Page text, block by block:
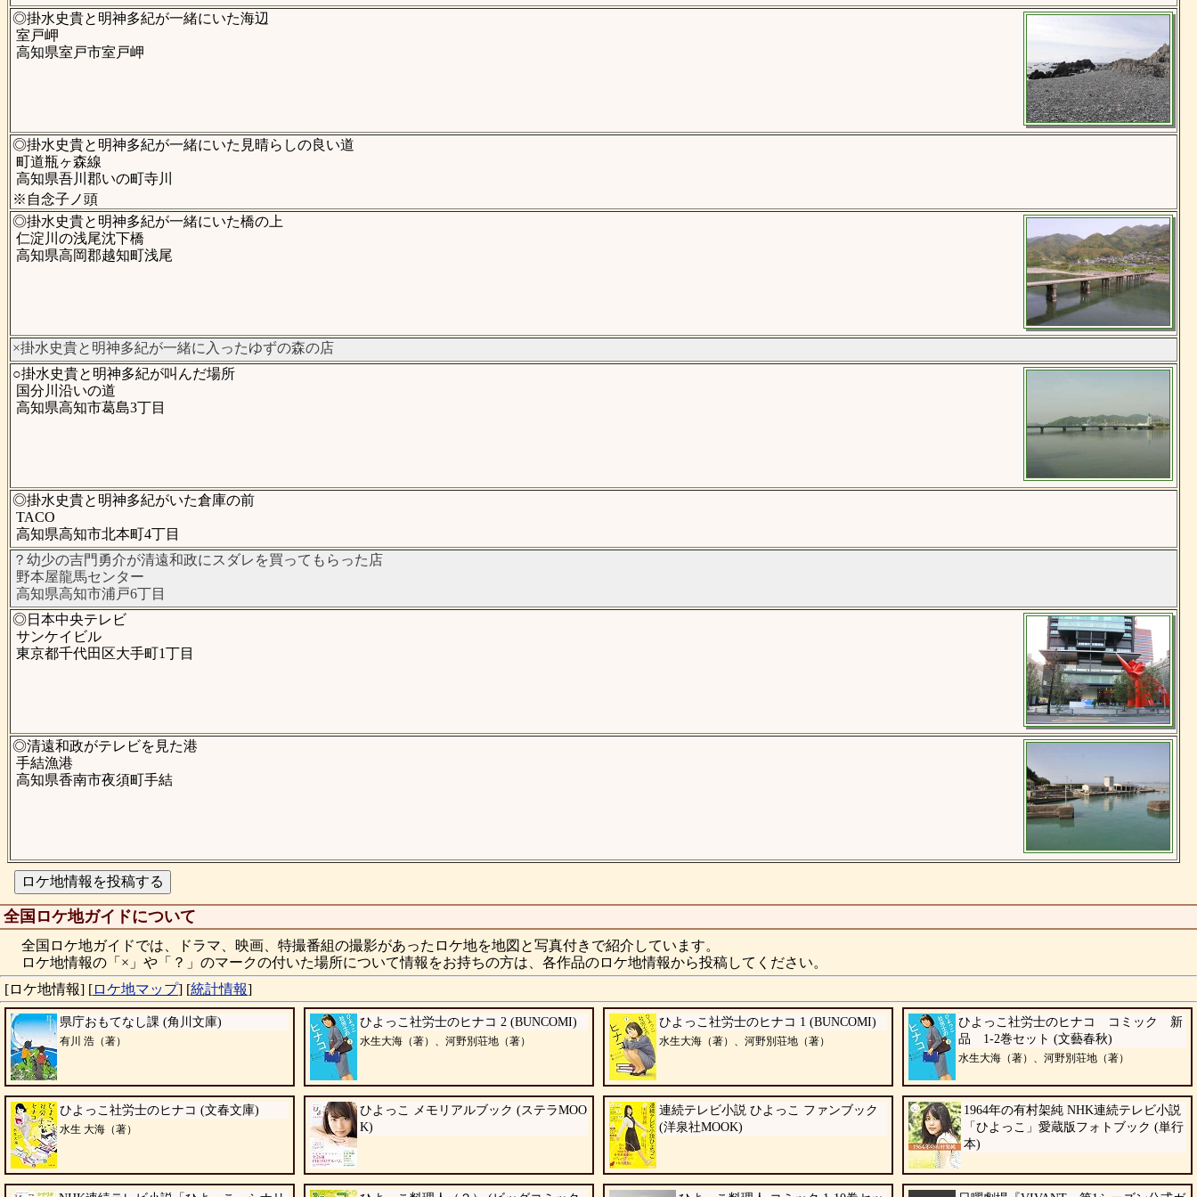
◎掛水史貴と明神多紀が一緒にいた海辺
室戸岬
高知県室戸市室戸岬
◎掛水史貴と明神多紀が一緒にいた見晴らしの良い道
町道瓶ヶ森線
高知県吾川郡いの町寺川
※自念子ノ頭
◎掛水史貴と明神多紀が一緒にいた橋の上
仁淀川の浅尾沈下橋
高知県高岡郡越知町浅尾
×掛水史貴と明神多紀が一緒に入ったゆずの森の店
○掛水史貴と明神多紀が叫んだ場所
国分川沿いの道
高知県高知市葛島3丁目
◎掛水史貴と明神多紀がいた倉庫の前
TACO
高知県高知市北本町4丁目
？幼少の吉門勇介が清遠和政にスダレを買ってもらった店
野本屋龍馬センター
高知県高知市浦戸6丁目
◎日本中央テレビ
サンケイビル
東京都千代田区大手町1丁目
◎清遠和政がテレビを見た港
手結漁港
高知県香南市夜須町手結
全国ロケ地ガイドについて
全国ロケ地ガイドでは、ドラマ、映画、特撮番組の撮影があったロケ地を地図と写真付きで紹介しています。
ロケ地情報の「×」や「？」のマークの付いた場所について情報をお持ちの方は、各作品のロケ地情報から投稿してください。
[ロケ地情報] [ロケ地マップ] [統計情報]
県庁おもてなし課 (角川文庫)
有川 浩（著）
ひよっこ社労士のヒナコ 2 (BUNCOMI)
水生大海（著）、河野別荘地（著）
ひよっこ社労士のヒナコ 1 (BUNCOMI)
水生大海（著）、河野別荘地（著）
ひよっこ社労士のヒナコ コミック 新
品 1-2巻セット (文藝春秋)
水生大海（著）、河野別荘地（著）
ひよっこ社労士のヒナコ (文春文庫)
水生 大海（著）
ひよっこ メモリアルブック (ステラMOO
K)
連続テレビ小説 ひよっこ ファンブック
(洋泉社MOOK)
1964年の有村架純 NHK連続テレビ小説
「ひよっこ」愛蔵版フォトブック (単行
本)